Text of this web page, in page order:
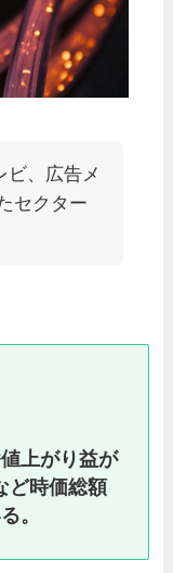
ビ、広告メ
セクター
上がり益が
ど時価総額
。